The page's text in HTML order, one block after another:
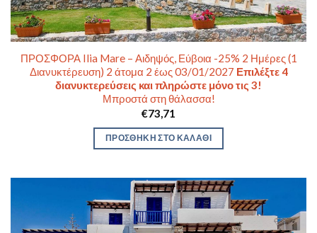
ΠΡΟΣΦΟΡΑ Ilia Mare – Αιδηψός, Εύβοια -25% 2 Ημέρες (1
Διανυκτέρευση) 2 άτομα 2 έως 03/01/2027 Επιλέξτε 4
διανυκτερεύσεις και πληρώστε μόνο τις 3!
Μπροστά στη θάλασσα!
€73,71
ΠΡΟΣΘΉΚΗ ΣΤΟ ΚΑΛΆΘΙ